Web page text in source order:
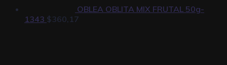
OBLEA OBLITA MIX FRUTAL 50g-
1343 $360,17